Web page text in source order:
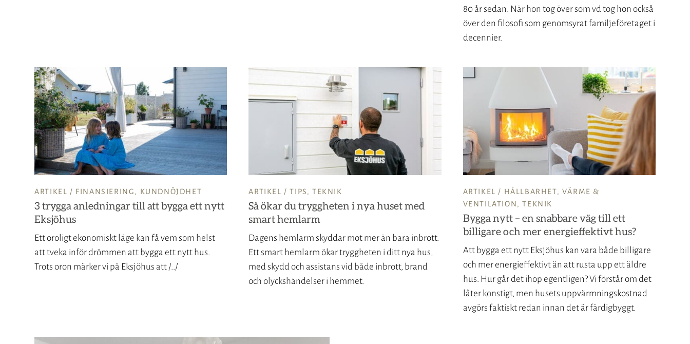
80 år sedan. När hon tog över som vd tog hon också
över den filosofi som genomsyrat familjeföretaget i
decennier.
ARTIKEL / FINANSIERING KUNDNÖJDHET
3 trygga anledningar till att bygga ett nytt
Eksjöhus
Ett oroligt ekonomiskt läge kan få vem som helst
att tveka inför drömmen att bygga ett nytt hus.
Trots oron märker vi på Eksjöhus att /../
ARTIKEL /TIPS TEKNIK
Så ökar du tryggheten i nya huset med
smart hemlarm
Dagens hemlarm skyddar mot mer än bara inbrott.
Ett smart hemlarm ökar tryggheten i ditt nya hus,
med skydd och assistans vid både inbrott, brand
och olyckshändelser i hemmet.
ARTIKEL / HÅLLBARHET
VÄRME &
VENTILATION
,TEKNIK
Bygga nytt – en snabbare väg till ett
billigare och mer energieffektivt hus?
Att bygga ett nytt Eksjöhus kan vara både billigare
och mer energieffektivt än att rusta upp ett äldre
hus. Hur går det ihop egentligen? Vi förstår om det
låter konstigt, men husets uppvärmningskostnad
avgörs faktiskt redan innan det är färdigbyggt.